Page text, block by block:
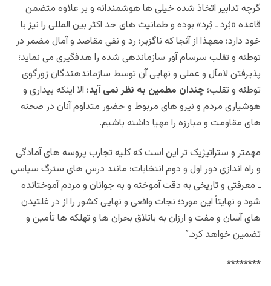
گرچه تدابیر اتخاذ شده خیلی ها هوشمندانه و بر علاوه متضمن
قاعده «بُرد ـ بُرد» بوده و طمانیت های حد اکثر بین المللی را نیز با
خود دارد؛ معهذا از آنجا که ناگزیر؛ رد و نفی مقاصد و آمال مضمر در
توطئه و تقلب سرسام آور سازماندهی شده را هدفگیری می نماید؛
پذیرفتن لامآل و عملی و نهایی آن توسط سازماندهندگان زورگوی
توطئه و تقلب؛ چندان مطمین به نظر نمی آید؛ الا اینکه بیداری و
هوشیاری مردم و نیرو های مربوط و حضور متداوم آنان در صحنه
های مقاومت و مبارزه را مهیا داشته باشیم.
مهمتر و ستراتیژیک تر این است که کلیه تجارب پروسه های آمادگی
و راه اندازی دور اول و دوم انتخابات؛ مانند درس های سترگ سیاسی
ـ معرفتی و تاریخی به دقت آموخته و به جوانان و مردم آموختانده
شود و نهایتاً این مورد؛ نجات واقعی و نهایی کشور را از در غلتیدن
های آسان و مفت و ارزان به باتلاق بحران ها و تهلکه ها تأمین و
تضمین خواهد کرد.”
********